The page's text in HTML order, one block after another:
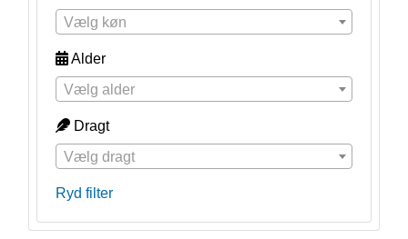
Vælg køn
Alder
Vælg alder
Dragt
Vælg dragt
Ryd filter